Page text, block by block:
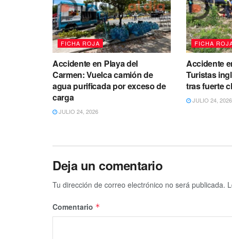
FICHA ROJA
Accidente en Playa del
Carmen: Vuelca camión de
agua purificada por exceso de
carga
JULIO 24, 2026
FICHA
Accidente
Turistas
tras fuerte
JULIO 24, 2026
Deja un comentario
Tu dirección de correo electrónico no será publicada.
Comentario *